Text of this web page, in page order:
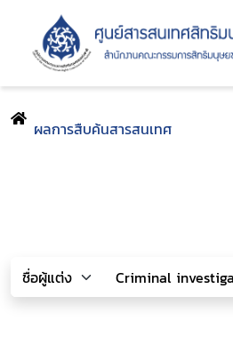
ผลการสืบค้นสารสนเทศ